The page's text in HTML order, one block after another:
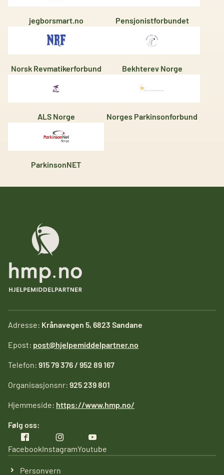
jegborsmart.no Pensjonistforbundet
Norsk Revmatikerforbund Bekhterev Norge
ALS Norge Norges Parkinsonforbund
ParkinsonNET
Adresse: Krånavegen 5, 6823 Sandane
Epost: post@hjelpemiddelpartner.no
Telefon: 915 79 376 / 952 89 167
Organisasjonsnr: 925 239 801
Hjemmeside: https://www.hmp.no/
Følg oss:
FacebookInstagramYoutube
Personvern